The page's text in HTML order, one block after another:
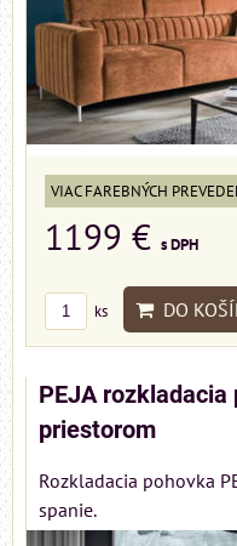
VIAC FAREBNÝCH
1199 € s DPH
ks DO
PEJA
priestorom
Rozkladacia pohovka
spanie.